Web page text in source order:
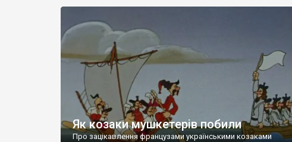
імперії Габсбургів, славетного, пишного, заможного Відня.
ціль. Як пише історик Тарас Чухліб у своїй однойменній
хотіла заволодіти непереможна Оттоманська імперія.
Великий візир […]
Як козаки мушкетерів побили
Про зацікавлення французами українськими козаками